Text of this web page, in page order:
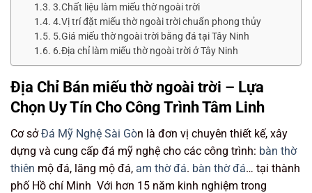
3.Chất liệu làm miếu thờ ngoài trời
4.Vị trí đặt miếu thờ ngoài trời chuẩn phong thủy
5.Giá miếu thờ ngoài trời bằng đá tại Tây Ninh
6.Địa chỉ làm miếu thờ ngoài trời ở Tây Ninh
Địa Chỉ Bán miếu thờ ngoài trời – Lựa
Chọn Uy Tín Cho Công Trình Tâm Linh
Cơ sởĐá Mỹ Nghệ Sài Gòn là đơn vị chuyên thiết kế, xây
dựng và cung cấp đá mỹ nghệ cho các công trình: bàn thờ
thiên mộ đá, lăng mộ đá, am thờ đá. bàn thờ đá… tại thành
phố Hồ chí Minh Với hơn 15 năm kinh nghiệm trong